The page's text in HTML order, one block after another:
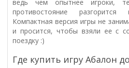
ведь чем опытнее игроки,
противостояние
Компактная версия игры не
и просится, чтобы взяли ее с
поездку :)
Где купить игру Абалон